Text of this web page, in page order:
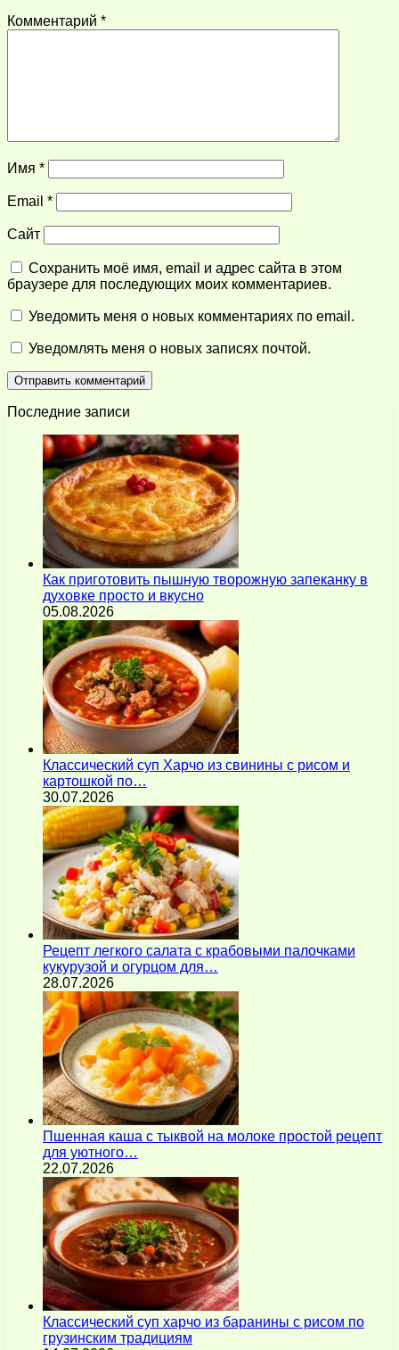
Комментарий *
Имя *
Email *
Сайт
Сохранить моё имя, email и адрес сайта в этом
браузере для последующих моих комментариев.
Уведомить меня о новых комментариях по email.
Уведомлять меня о новых записях почтой.
Последние записи
Как приготовить пышную творожную запеканку в
духовке просто и вкусно
05.08.2026
Классический суп Харчо из свинины с рисом и
картошкой по…
30.07.2026
Рецепт легкого салата с крабовыми палочками
кукурузой и огурцом для…
28.07.2026
Пшенная каша с тыквой на молоке простой рецепт
для уютного…
22.07.2026
Классический суп харчо из баранины с рисом по
грузинским традициям